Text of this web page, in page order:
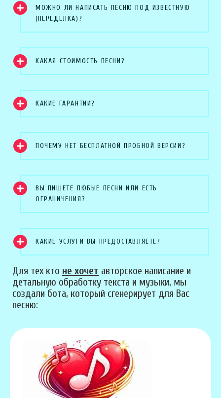
МОЖНО ЛИ НАПИСАТЬ ПЕСНЮ ПОД ИЗВЕСТНУЮ
(ПЕРЕДЕЛКА)?
КАКАЯ СТОИМОСТЬ ПЕСНИ?
КАКИЕ ГАРАНТИИ?
ПОЧЕМУ НЕТ БЕСПЛАТНОЙ ПРОБНОЙ ВЕРСИИ?
ВЫ ПИШЕТЕ ЛЮБЫЕ ПЕСНИ ИЛИ ЕСТЬ
ОГРАНИЧЕНИЯ?
КАКИЕ УСЛУГИ ВЫ ПРЕДОСТАВЛЯЕТЕ?
Для тех кто не хочет авторское написание и
детальную обработку текста и музыки, мы
создали бота, который сгенерирует для Вас
песню: